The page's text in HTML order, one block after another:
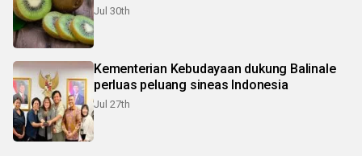
Jul 30th
Kementerian Kebudayaan dukung Balinale
perluas peluang sineas Indonesia
Jul 27th